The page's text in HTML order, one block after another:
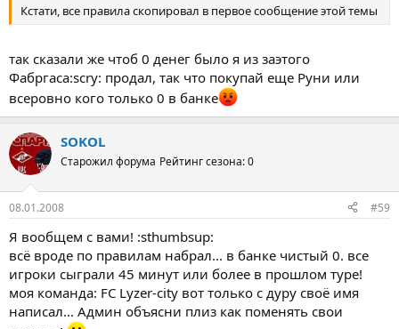
Кстати, все правила скопировал в первое сообщение этой темы
так сказали же чтоб 0 денег было я из заэтого
Фабргаса:scry: продал, так что покупай еще Руни или
всеровно кого только 0 в банке
SOKOL
Старожил форума Рейтинг сезона: 0
08.01.2008 #59
Я вообщем с вами! :sthumbsup:
всё вроде по правилам набрал... в банке чистый 0. все
игроки сыграли 45 минут или более в прошлом туре!
моя команда: FC Lyzer-city вот только с дуру своё имя
написал... Админ объясни плиз как поменять свои